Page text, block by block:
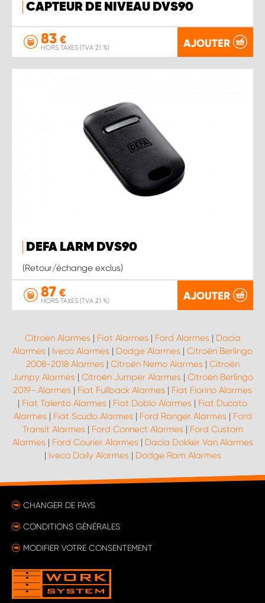
CAPTEUR DE NIVEAU DVS90
83 €
HORS TAXES (TVA 21 %) AJOUTER
DEFA LARM DVS90
(Retour/échange exclus)
87 €
HORS TAXES (TVA 21 %) AJOUTER
Citroën Alarmes | Fiat Alarmes | Ford Alarmes | Dacia
Alarmes | Iveco Alarmes | Dodge Alarmes | Citroën Berlingo
2008-2018 Alarmes | Citroën Nemo Alarmes | Citroën
Jumpy Alarmes | Citroën Jumper Alarmes | Citroën Berlingo
2019- Alarmes | Fiat Fullback Alarmes | Fiat Fiorino Alarmes
| Fiat Talento Alarmes | Fiat Doblo Alarmes | Fiat Ducato
Alarmes | Fiat Scudo Alarmes | Ford Ranger Alarmes | Ford
Transit Alarmes | Ford Connect Alarmes | Ford Custom
Alarmes | Ford Courier Alarmes | Dacia Dokker Van Alarmes
| Iveco Daily Alarmes | Dodge Ram Alarmes
CHANGER DE PAYS
CONDITIONS GÉNÉRALES
MODIFIER VOTRE CONSENTEMENT